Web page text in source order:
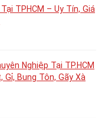
TPHCM – Uy Tín, Giá
Nghiệp Tại TP.HCM
Bung Tôn, Gãy Xà